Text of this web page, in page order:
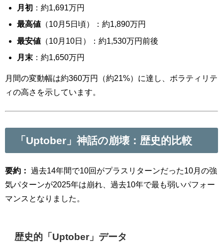
月初 ：約1,691万円
最高値 （10月5日頃）：約1,890万円
最安値 （10月10日）：約1,530万円前後
月末 ：約1,650万円
月間の変動幅は約360万円（約21%）に達し、ボラティリテ
ィの高さを示しています。
「Uptober」神話の崩壊：歴史的比較
要約：
過去14年間で10回がプラスリターンだった10月の強
気パターンが2025年は崩れ、過去10年で最も弱いパフォー
マンスとなりました。
歴史的「Uptober」データ